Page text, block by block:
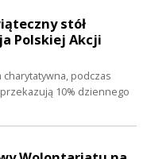
stół
Polskiej Akcji
charytatywna, podczas
10% dziennego